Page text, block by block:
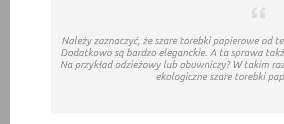
Należy zaznaczyć, że szare torebki papierowe od
Dodatkowo są bardzo eleganckie. A ta sprawa
Na przykład odzieżowy lub obuwniczy? W takim
ekologiczne szare torebki